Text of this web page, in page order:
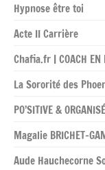
Hypnose être toi
Acte II Carrière
Chafia.fr | COACH EN
La Sororité des
PO’SITIVE &
Magalie BRICHET-
Aude Hauchecorne